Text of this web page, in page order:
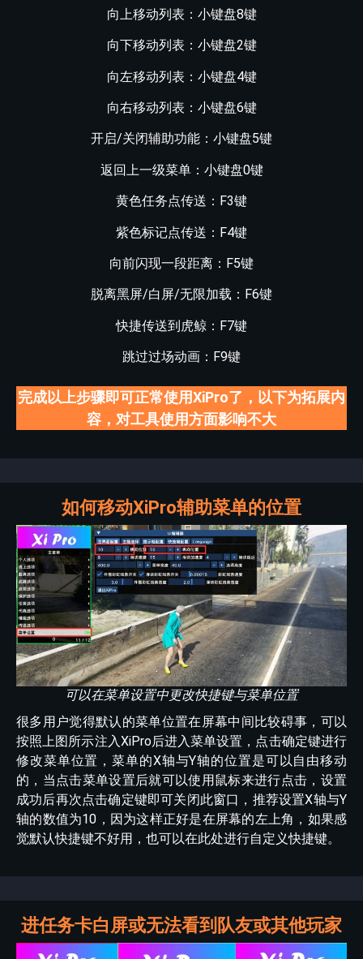
向上移动列表：小键盘8键
向下移动列表：小键盘2键
向左移动列表：小键盘4键
向右移动列表：小键盘6键
开启/关闭辅助功能：小键盘5键
返回上一级菜单：小键盘0键
黄色任务点传送：F3键
紫色标记点传送：F4键
向前闪现一段距离：F5键
脱离黑屏/白屏/无限加载：F6键
快捷传送到虎鲸：F7键
跳过过场动画：F9键
完成以上步骤即可正常使用XiPro了，以下为拓展内
容，对工具使用方面影响不大
如何移动XiPro辅助菜单的位置
可以在菜单设置中更改快捷键与菜单位置
很多用户觉得默认的菜单位置在屏幕中间比较碍事，可以
按照上图所示注入XiPro后进入菜单设置，点击确定键进行
修改菜单位置，菜单的X轴与Y轴的位置是可以自由移动
的，当点击菜单设置后就可以使用鼠标来进行点击，设置
成功后再次点击确定键即可关闭此窗口，推荐设置X轴与Y
轴的数值为10，因为这样正好是在屏幕的左上角，如果感
觉默认快捷键不好用，也可以在此处进行自定义快捷键。
进任务卡白屏或无法看到队友或其他玩家